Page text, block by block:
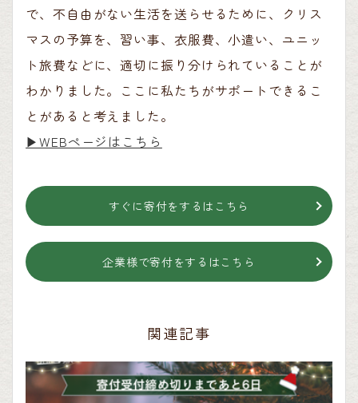
で、不自由がない生活を送らせるために、クリス
マスの予算を、習い事、衣服費、小遣い、ユニッ
ト旅費などに、適切に振り分けられていることが
わかりました。ここに私たちがサポートできるこ
とがあると考えました。
▶︎WEBページはこちら
すぐに寄付をするはこちら
企業様で寄付をするはこちら
関連記事